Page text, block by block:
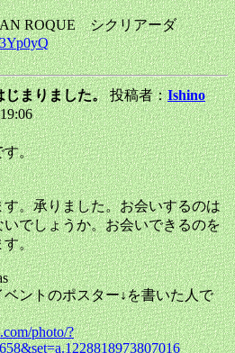
ROQUE シクリアーダ
じまりました。投稿者：Ishino
19:06
。
。承りました。お会いするのは
いでしょうか。お会いできるのを
す。
ントのポスター↓を書いた人で
photo/?